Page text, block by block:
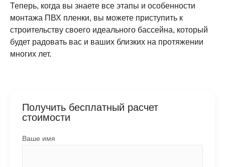
Теперь, когда вы знаете все этапы и особенности
монтажа ПВХ пленки, вы можете приступить к
строительству своего идеального бассейна, который
будет радовать вас и ваших близких на протяжении
многих лет.
Получить бесплатный расчет
стоимости
Ваше имя